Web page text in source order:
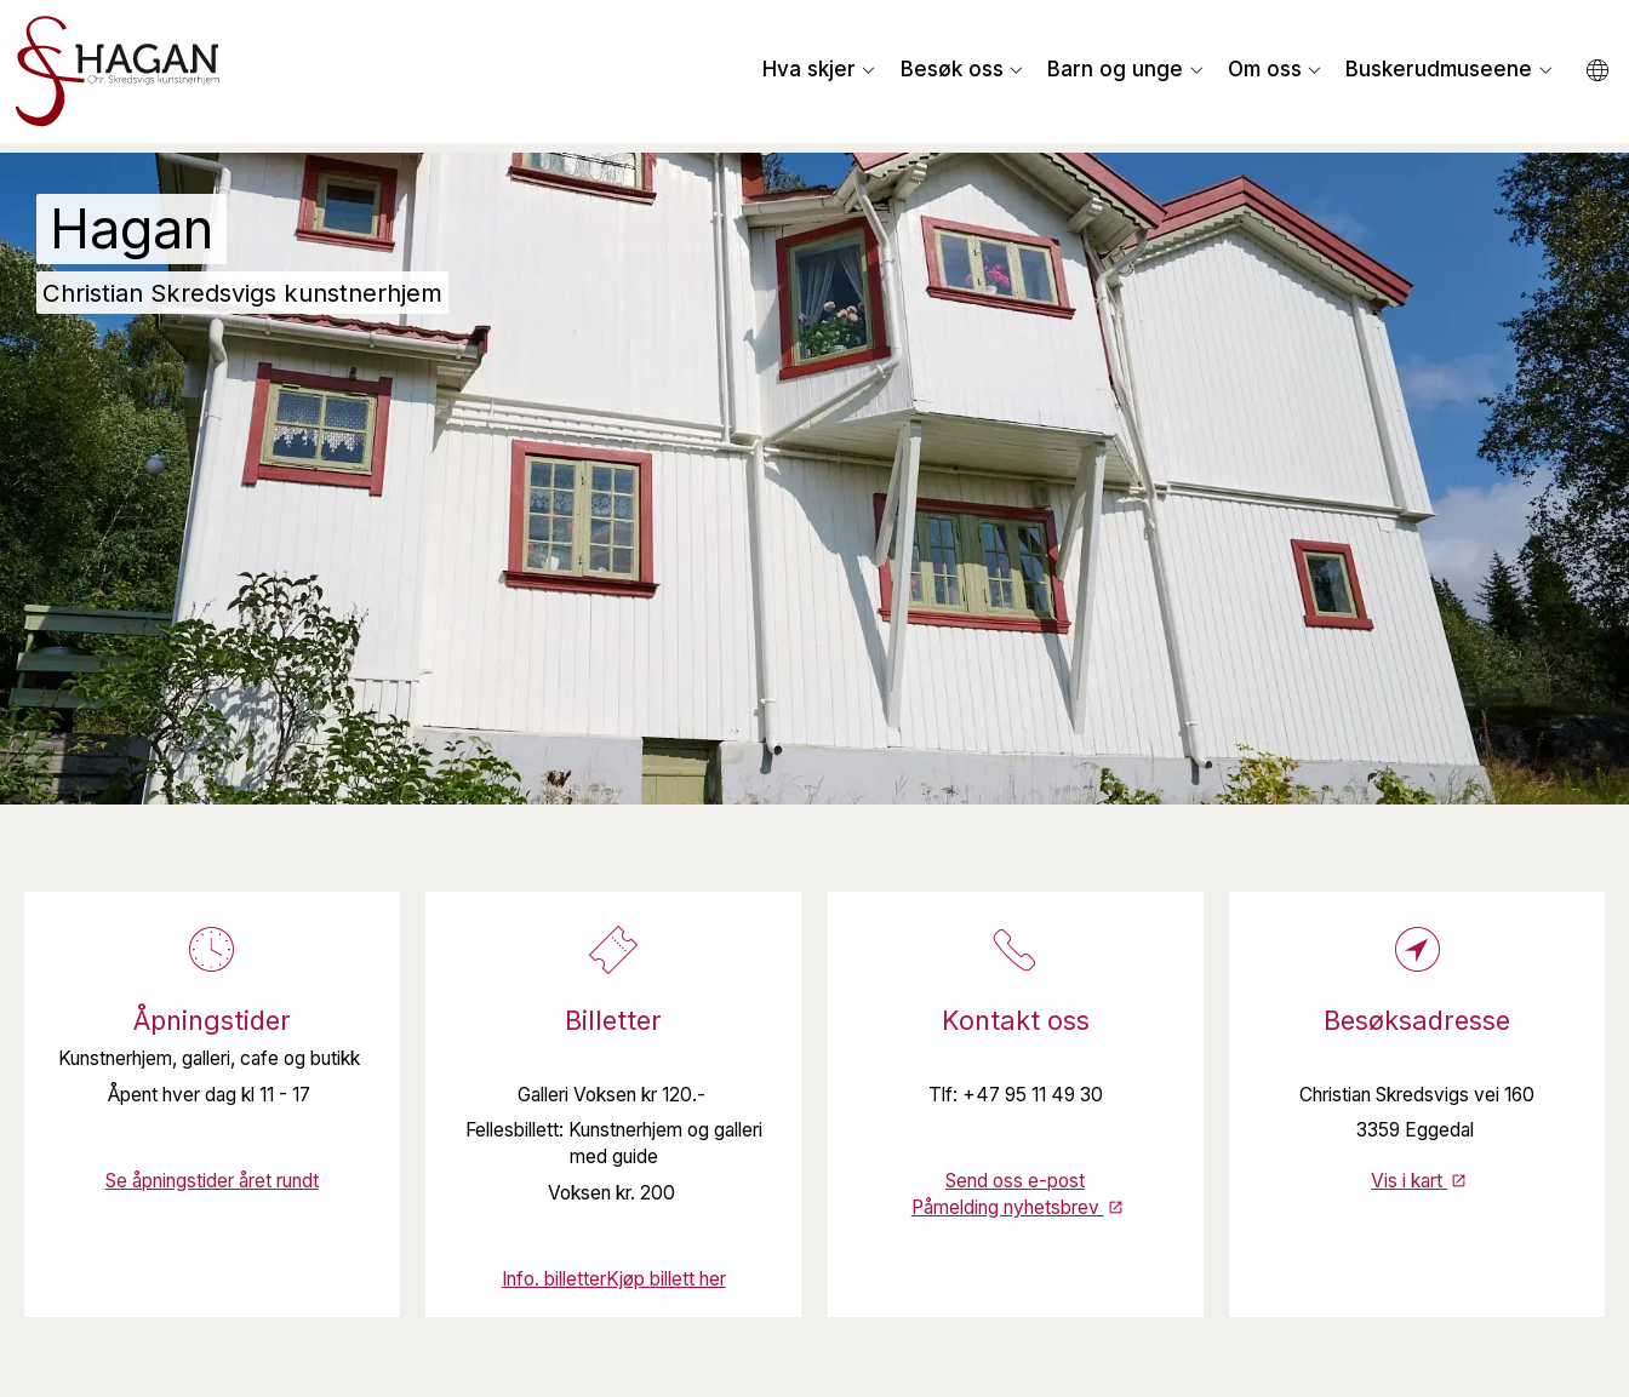
Hva skjer Besøk oss Barn og unge Om oss Buskerudmuseene
Hagan
Christian Skredsvigs kunstnerhjem
Åpningstider
Kunstnerhjem, galleri, cafe og butikk
Åpent hver dag kl 11 - 17
Se åpningstider året rundt
Billetter
Galleri Voksen kr 120.-
Fellesbillett: Kunstnerhjem og galleri
med guide
Voksen kr. 200
Info. billetterKjøp billett her
Kontakt oss
Tlf: +47 95 11 49 30
Send oss e-post
Påmelding nyhetsbrev
Besøksadresse
Christian Skredsvigs vei 160
3359 Eggedal
Vis i kart